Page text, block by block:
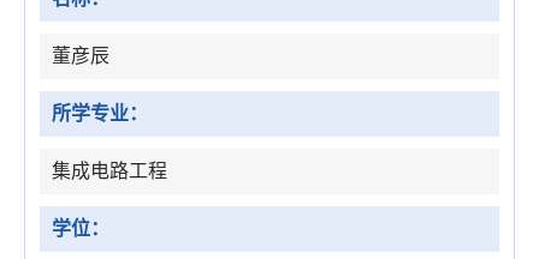
董彦辰
所学专业：
集成电路工程
学位：